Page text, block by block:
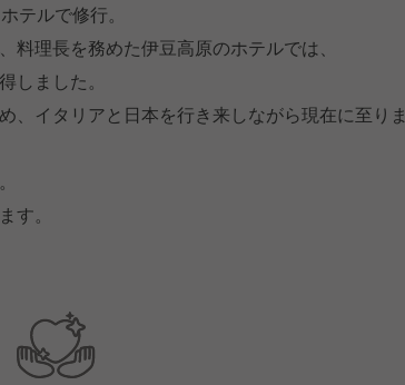
テルで修行。
理長を務めた伊豆高原のホテルでは、
しました。
、イタリアと日本を行き来しながら現在に至りま
す。